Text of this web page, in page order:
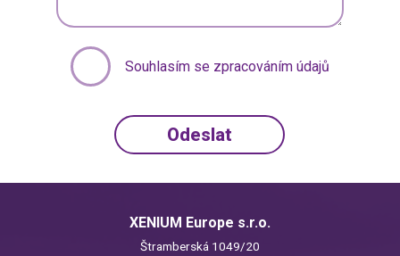
Souhlasím se zpracováním údajů
XENIUM Europe s.r.o.
Štramberská 1049/20